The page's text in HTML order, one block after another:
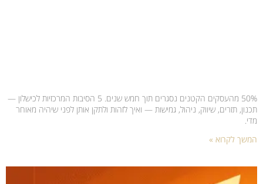
50% מהעסקים הקטנים נסגרים תוך חמש שנים. 5 הסיבות המרכזיות לכישלון —
תכנון, תזרים, שיווק, ניהול, גמישות — ואיך לזהות ולתקן אותן לפני שיהיה מאוחר
מדי.
המשך לקרוא »